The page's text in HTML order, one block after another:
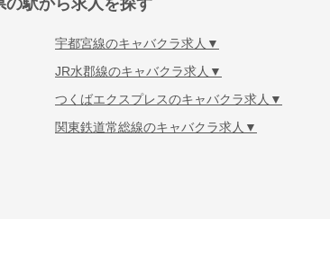
の駅から求人を探す
宇都宮線のキャバクラ求人
JR水郡線のキャバクラ求人
つくばエクスプレスのキャバクラ求人
関東鉄道常総線のキャバクラ求人